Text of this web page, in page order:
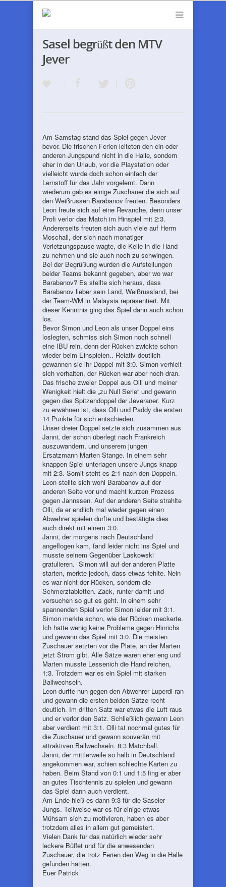
Sasel begrüßt den MTV
Jever
Am Samstag stand das Spiel gegen Jever
bevor. Die frischen Ferien leiteten den ein oder
anderen Jungspund nicht in die Halle, sondern
eher in den Urlaub, vor die Playstation oder
vielleicht wurde doch schon einfach der
Lernstoff für das Jahr vorgelernt. Dann
wiederum gab es einige Zuschauer die sich auf
den Weißrussen Barabanov freuten. Besonders
Leon freute sich auf eine Revanche, denn unser
Profi verlor das Match im Hinspiel mit 2:3.
Andererseits freuten sich auch viele auf Herrn
Moschall, der sich nach monatiger
Verletzungspause wagte, die Kelle in die Hand
zu nehmen und sie auch noch zu schwingen.
Bei der Begrüßung wurden die Aufstellungen
beider Teams bekannt gegeben, aber wo war
Barabanov? Es stellte sich heraus, dass
Barabanov lieber sein Land, Weißrussland, bei
der Team-WM in Malaysia repräsentiert. Mit
dieser Kenntnis ging das Spiel dann auch schon
los.
Bevor Simon und Leon als unser Doppel eins
loslegten, schmiss sich Simon noch schnell
eine IBU rein, denn der Rücken zwickte schon
wieder beim Einspielen.. Relativ deutlich
gewannen sie ihr Doppel mit 3:0. Simon verhielt
sich verhalten, der Rücken war aber noch dran.
Das frische zweier Doppel aus Olli und meiner
Wenigkeit hielt die „zu Null Serie“ und gewann
gegen das Spitzendoppel der Jeveraner. Kurz
zu erwähnen ist, dass Olli und Paddy die ersten
14 Punkte für sich entschieden.
Unser dreier Doppel setzte sich zusammen aus
Janni, der schon überlegt nach Frankreich
auszuwandern, und unserem jungen
Ersatzmann Marten Stange. In einem sehr
knappen Spiel unterlagen unsere Jungs knapp
mit 2:3. Somit steht es 2:1 nach den Doppeln.
Leon stellte sich wohl Barabanov auf der
anderen Seite vor und macht kurzen Prozess
gegen Jannssen. Auf der anderen Seite strahlte
Olli, da er endlich mal wieder gegen einen
Abwehrer spielen durfte und bestätigte dies
auch direkt mit einem 3:0.
Janni, der morgens nach Deutschland
angeflogen kam, fand leider nicht ins Spiel und
musste seinem Gegenüber Laskowski
gratulieren. Simon will auf der anderen Platte
starten, merkte jedoch, dass etwas fehlte. Nein
es war nicht der Rücken, sondern die
Schmerztabletten. Zack, runter damit und
versuchen so gut es geht. In einem sehr
spannenden Spiel verlor Simon leider mit 3:1.
Simon merkte schon, wie der Rücken meckerte.
Ich hatte wenig keine Probleme gegen Hinrichs
und gewann das Spiel mit 3:0. Die meisten
Zuschauer setzten vor die Plate, an der Marten
jetzt Strom gibt. Alle Sätze waren eher eng und
Marten musste Lessenich die Hand reichen,
1:3. Trotzdem war es ein Spiel mit starken
Ballwechseln.
Leon durfte nun gegen den Abwehrer Luperdi ran
und gewann die ersten beiden Sätze recht
deutlich. Im dritten Satz war etwas die Luft raus
und er verlor den Satz. Schließlich gewann Leon
aber verdient mit 3:1. Olli tat nochmal gutes für
die Zuschauer und gewann souverän mit
attraktiven Ballwechseln. 8:3 Matchball.
Janni, der mittlerweile so halb in Deutschland
angekommen war, schien schlechte Karten zu
haben. Beim Stand von 0:1 und 1:5 fing er aber
an gutes Tischtennis zu spielen und gewann
das Spiel dann auch verdient.
Am Ende hieß es dann 9:3 für die Saseler
Jungs. Teilweise war es für einige etwas
Mühsam sich zu motivieren, haben es aber
trotzdem alles in allem gut gemeistert.
Vielen Dank für das natürlich wieder sehr
leckere Büffet und für die anwesenden
Zuschauer, die trotz Ferien den Weg in die Halle
gefunden hatten.
Euer Patrick